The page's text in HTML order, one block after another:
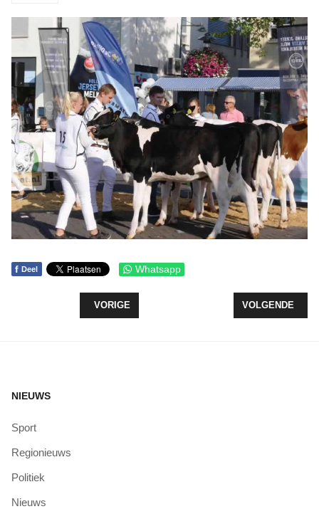
f Deel Whatsapp
VORIG ARTIKEL: CULTUUR- EN
VORIGE VOLGENDE
VOLGENDE
NIEUWS
Sport
Regionieuws
Politiek
Nieuws